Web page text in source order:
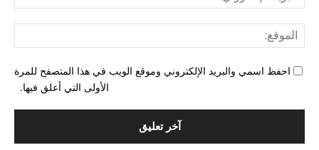
احفظ اسمي والبريد الإلكتروني وموقع الويب في هذا المتصفح للمرة
الأولى التي أعلق فيها.